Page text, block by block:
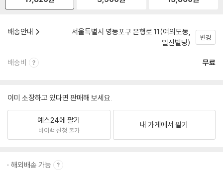
배송안내
서울특별시 영등포구 은행로 11(여의도동,
일신빌딩)
변경
배송비 무료
이미 소장하고 있다면 판매해 보세요.
예스24에 팔기
바이백 신청 불가
내 가게에서 팔기
해외배송 가능